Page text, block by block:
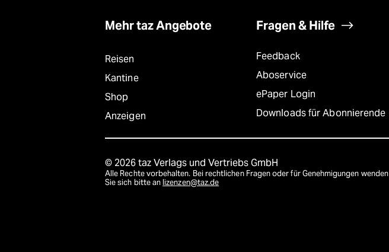
Mehr taz Angebote
Reisen
Kantine
Shop
Anzeigen
Fragen & Hilfe
Feedback
Aboservice
ePaper Login
Downloads für Abonnierende
© 2026 taz Verlags und Vertriebs GmbH
Alle Rechte vorbehalten. Bei rechtlichen Fragen oder für Genehmigungen wenden
Sie sich bitte an lizenzen@taz.de